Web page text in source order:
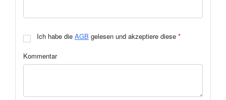
Ich habe die AGB gelesen und akzeptiere diese *
Kommentar